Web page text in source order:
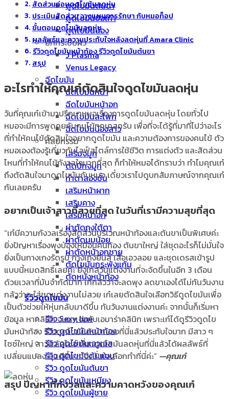
ดูดไขมันต้นขา
ดูดไขมันข้อเท้า
ดูดไขมันน่อง
ยกกระชับผิว
J Plasma
Venus Legacy
ฉีดไขมัน
ฉีดไขมันหน้า
ฉีดไขมันหน้าอก
ฉีดไขมันสะโพก
ฉีดไขมันน้องสาว
ศัลยกรรม
เสริมจมูก
ตัดปีกจมูก
ทำตาสองชั้น
เสริมหน้าผาก
เสริมคาง
เสริมหน้าอก
ผ่าตัดถุงใต้ตา
ผ่าตัดนมน้อย
ผ่าตัดหน้าอกชาย
ตัดไขมันกระพุ้งแก้ม
ตัดหนังหน้าท้อง
รีวิวดูดไขมัน
รีวิว Sexy line
รีวิว ดูดไขมันหน้าท้อง
รีวิว ดูดไขมันเอวเอส
รีวิว ดูดไขมันต้นแขน
รีวิว ดูดไขมันต้นขา
รีวิว ดูดไขมันเหนียง
รีวิว ดูดไขมันผู้ชาย
สัดส่วนก่อนดูดไขมันลดหุ่น
ประเมินสัดส่วน วางแผนการรักษา กับหมอท็อป
ขั้นตอนดูดไขมันลดหุ่น
ผลลัพธ์และความประทับใจหลังลดหุ่นที่ Amara Clinic
รีวิวดูดไขมันหน้าท้อง รีวิวดูดไขมันต้นขา
สรุป
อะไรทำให้คุณเก๋ตัดสินใจดูดไขมันลดหุ่น
วันที่คุณเก๋เข้ามาปรึกษาหมอเรื่องการดูดไขมันลดหุ่น โดยทั่วไป
หมอจะมีการพูดคุยกับคนไข้ทุกเคสครับ เพื่อที่จะได้รู้ที่มาที่ไปว่าอะไร
ที่ทำให้คนไข้ตัดสินใจอยากดูดไขมัน และความต้องการของคนไข้ ตัว
หมอเองต้องรู้เกี่ยวกับไลฟ์สไตล์การใช้ชีวิต การแต่งตัว และสัดส่วน
ไหนที่ทำให้คนไข้กังวลใจมากที่สุด ก็ทำให้หมอได้ทราบว่า ทำไมคุณเก๋
ถึงตัดสินใจมาดูดไขมันกับหมอ เดี๋ยวเราไปดูบทสัมภาษณ์จากคุณเก๋
กันเลยครับ
อยากเป็นเจ้าสาวที่สวยที่สุด ในวันที่เรามีความสุขที่สุด
“เก๋มีความกังวลเรื่องสัดส่วนบริเวณหน้าท้องและต้นขาเป็นพิเศษค่ะ
ยิ่งปัญหาเรื่องพุงป่องเหมือนคนท้อง ต้นขาใหญ่ ใส่ชุดอะไรก็ไม่มั่นใจ
ยิ่งเป็นกางเกงรัดรูป กางเกงยีนส์ เสื้อเอวลอย และชุดเดรสเข้ารูป
แบบนี้หมดสิทธิ์เลยค่ะ ยิ่งใกล้วันแต่งงานที่จะจัดขึ้นในอีก 3 เดือน
ด้วยเวลาที่มันจำกัดมาก เก๋กลัวว่าจะลดพุง ลดขาเองได้ไม่ทันวันงาน
กลัวว่าจะใส่ชุดแต่งงานไม่สวย เก๋เลยตัดสินใจเลือกวิธีดูดไขมันเพื่อ
เป็นตัวช่วยให้หุ่นกลับมาดีขึ้น ทันวันงานแต่งงานค่ะ จากนั้นก็เริ่มหา
ข้อมูล หาคลินิก จนมาเจอกับเอมาร่าคลินิก เพราะเก๋ได้ดูรีวิวดูดไข
มันหน้าท้อง รีวิวดูดไขมันต้นขาของที่นี่แล้วประทับใจมาก มีสาว ๆ
ไซซ์ใหญ่ สาวพลัสไซซ์ ที่มาดูดไขมันลดหุ่นที่นี่แล้วได้ผลลัพธ์ที่
เปลี่ยนแปลง หุ่นดีขึ้น เก่จึงมั่นใจเลือกทำที่นี่ค่ะ” —คุณเก๋
สรุปปัญหาที่กังวลและความคาดหวังของคุณเก๋